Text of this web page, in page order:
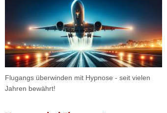
Flugangs überwinden mit Hypnose - seit vielen
Jahren bewährt!